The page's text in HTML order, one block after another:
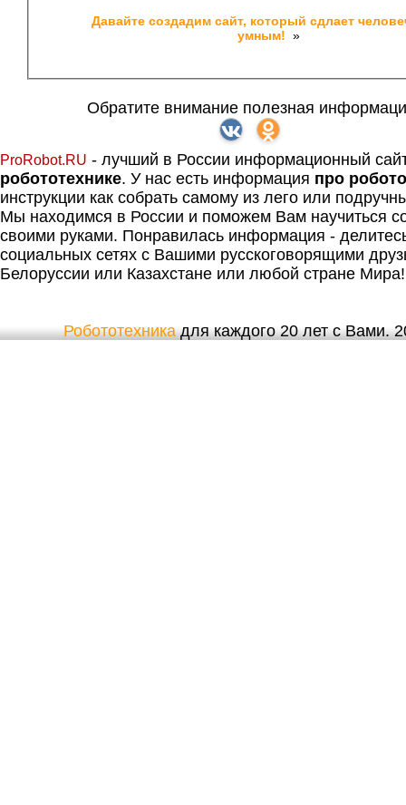
Давайте создадим сайт, который сдлает
умным! »
Обратите внимание полезная
ProRobot.RU - лучший в России информационный
робототехнике. У нас есть информация про
инструкции как собрать самому из лего или
Мы находимся в России и поможем Вам научиться
своими руками. Понравилась информация -
социальных сетях с Вашими русскоговорящими
Белоруссии или Казахстане или любой стране Мира!
Робототехникадля каждого 20 лет с Вами.